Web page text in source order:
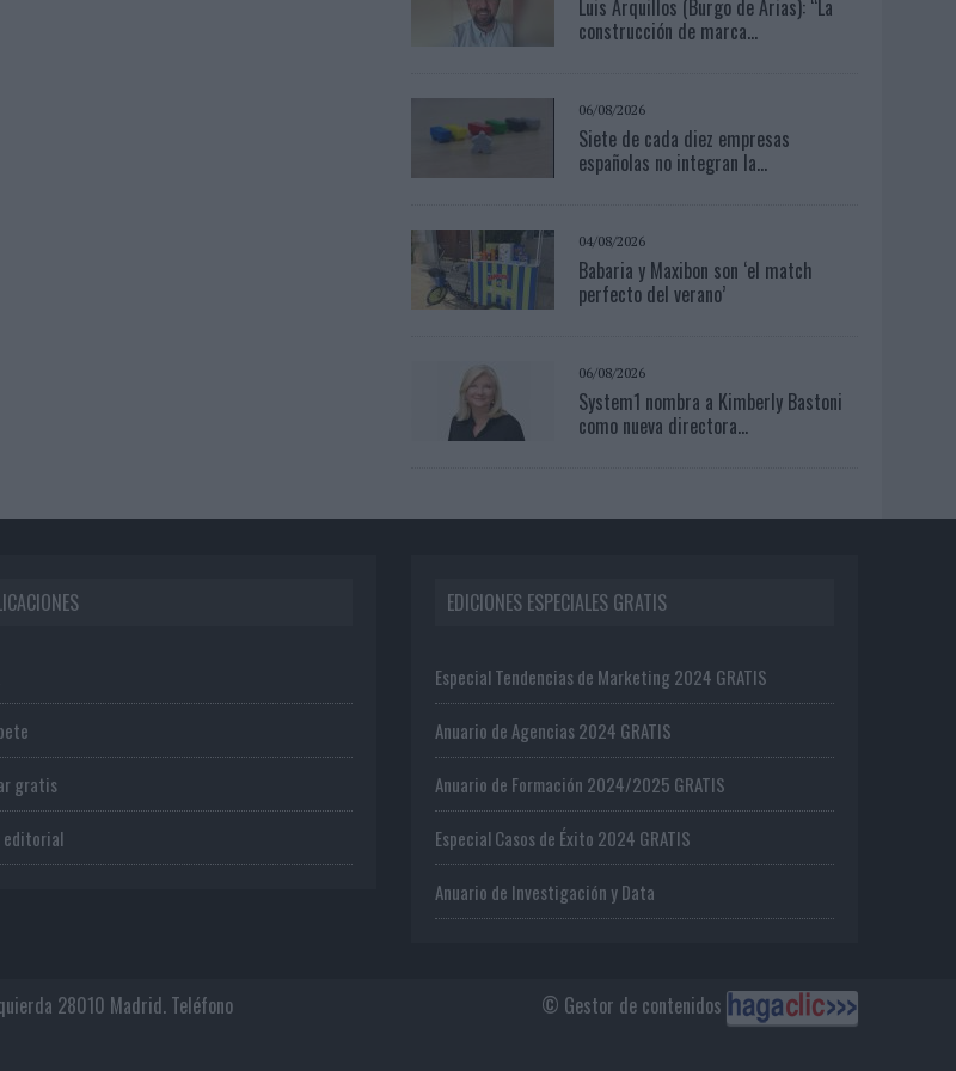
Luis Arquillos (Burgo de Arias): “La
construcción de marca...
06/08/2026
Siete de cada diez empresas
españolas no integran la...
04/08/2026
Babaria y Maxibon son ‘el match
perfecto del verano’
06/08/2026
System1 nombra a Kimberly Bastoni
como nueva directora...
gratis
EDICIONES ESPECIALES GRATIS
Especial Tendencias de Marketing 2024 GRATIS
Anuario de Agencias 2024 GRATIS
Anuario de Formación 2024/2025 GRATIS
Especial Casos de Éxito 2024 GRATIS
Anuario de Investigación y Data
© Gestor de contenidos
28010 Madrid. Teléfono